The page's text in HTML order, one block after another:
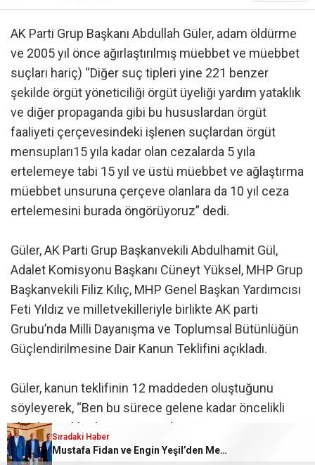
AK Parti Grup Başkanı Abdullah Güler, adam öldürme
ve 2005 yıl önce ağırlaştırılmış müebbet ve müebbet
suçları hariç) “Diğer suç tipleri yine 221 benzer
şekilde örgüt yöneticiliği örgüt üyeliği yardım yataklık
ve diğer propaganda gibi bu hususlardan örgüt
faaliyeti çerçevesindeki işlenen suçlardan örgüt
mensupları15 yıla kadar olan cezalarda 5 yıla
ertelemeye tabi 15 yıl ve üstü müebbet ve ağlaştırma
müebbet unsuruna çerçeve olanlara da 10 yıl ceza
ertelemesini burada öngörüyoruz” dedi.
Güler, AK Parti Grup Başkanvekili Abdulhamit Gül,
Adalet Komisyonu Başkanı Cüneyt Yüksel, MHP Grup
Başkanvekili Filiz Kılıç, MHP Genel Başkan Yardımcısı
Feti Yıldız ve milletvekilleriyle birlikte AK parti
Grubu’nda Milli Dayanışma ve Toplumsal Bütünlüğün
Güçlendirilmesine Dair Kanun Teklifini açıkladı.
Güler, kanun teklifinin 12 maddeden oluştuğunu
söyleyerek, “Ben bu sürece gelene kadar öncelikli
olarak teşekkürlerimizi arz edeceğimiz Sayın
Cumhurbaşkanımız Recep Tayyip Erdoğan’a, Sayın
Sıradaki Haber
Mustafa Fidan ve Engin Yeşil’den Mehmet Mehdi Eker’e Ziyaret